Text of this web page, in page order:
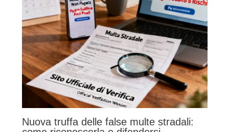
Nuova truffa delle false multe stradali: